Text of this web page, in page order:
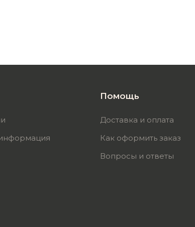
Помощь
Доставка и оплата
Как оформить заказ
Вопросы и ответы